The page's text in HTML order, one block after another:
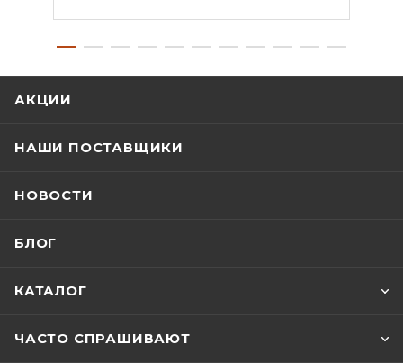
АКЦИИ
НАШИ ПОСТАВЩИКИ
НОВОСТИ
БЛОГ
КАТАЛОГ
ЧАСТО СПРАШИВАЮТ